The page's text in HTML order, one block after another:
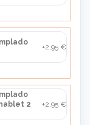
+2,95 €
2
+2,95 €